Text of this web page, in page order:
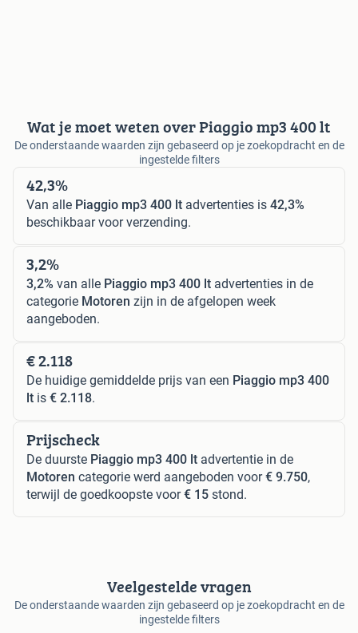
Wat je moet weten over Piaggio mp3 400 lt
De onderstaande waarden zijn gebaseerd op je zoekopdracht en de
ingestelde filters
42,3%
Van alle Piaggio mp3 400 lt advertenties is 42,3%
beschikbaar voor verzending.
3,2%
3,2% van alle Piaggio mp3 400 lt advertenties in de
categorie Motoren zijn in de afgelopen week
aangeboden.
€ 2.118
De huidige gemiddelde prijs van een Piaggio mp3 400
lt is € 2.118.
Prijscheck
De duurste Piaggio mp3 400 lt advertentie in de
Motoren categorie werd aangeboden voor€ 9.750,
terwijl de goedkoopste voor€ 15 stond.
Veelgestelde vragen
De onderstaande waarden zijn gebaseerd op je zoekopdracht en de
ingestelde filters